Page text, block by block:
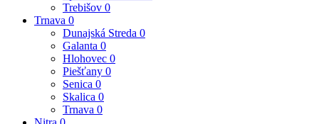
Trebišov 0
Trnava 0
Dunajská Streda 0
Galanta 0
Hlohovec 0
Piešťany 0
Senica 0
Skalica 0
Trnava 0